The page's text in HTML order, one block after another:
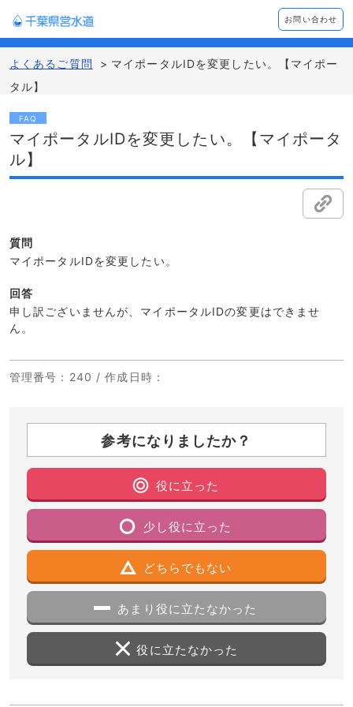
お問い合わせ
よくあるご質問 > マイポータルIDを変更したい。【マイポー
タル】
FAQ
マイポータルIDを変更したい。【マイポータ
ル】
質問
マイポータルIDを変更したい。
回答
申し訳ございませんが、マイポータルIDの変更はできませ
ん。
管理番号 ：240 /作成日時 ：
参考になりましたか？
役に立った
少し役に立った
どちらでもない
あまり役に立たなかった
役に立たなかった